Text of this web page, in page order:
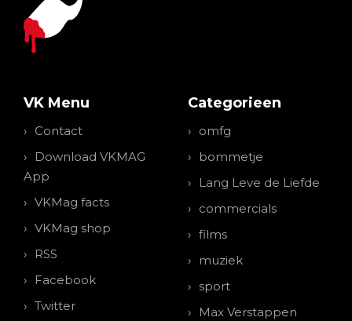
VK Menu
Contact
Download VKMAG
App
VKMag facts
VKMag shop
RSS
Facebook
Twitter
Categorieen
omfg
bommetje
Lang Leve de Liefde
commercials
films
muziek
sport
Max Verstappen